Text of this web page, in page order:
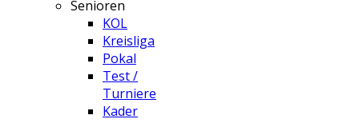
Senioren
KOL
Kreisliga
Pokal
Test /
Turniere
Kader